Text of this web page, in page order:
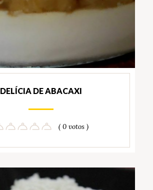
DELÍCIA DE ABACAXI
( 0 votos )